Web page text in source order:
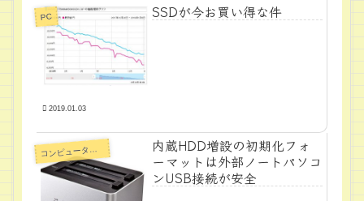
PC SSDが今お買い得な件
2019.01.03
コ ンピュータ周辺機器
内蔵HDD増設の初期化フォ
ーマットは外部ノートパソコ
ンUSB接続が安全